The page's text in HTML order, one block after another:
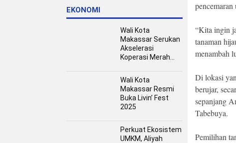
EKONOMI
Wali Kota
Makassar Serukan
Akselerasi
Koperasi Merah
Prabowo
Wali Kota
Makassar Resmi
Buka Livin’ Fest
2025
Perkuat Ekosistem
UMKM, Aliyah
pencemaran
“Kita ingin
tanaman
menambah
Di lokasi
berujar,
sepanjang
Tabebuya.
Pemilihan